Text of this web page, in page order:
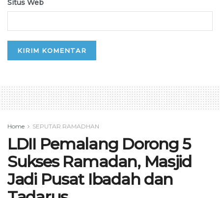
Situs Web
Home SEPUTAR RAMADHAN
LDII Pemalang Dorong 5
Sukses Ramadan, Masjid
Jadi Pusat Ibadah dan